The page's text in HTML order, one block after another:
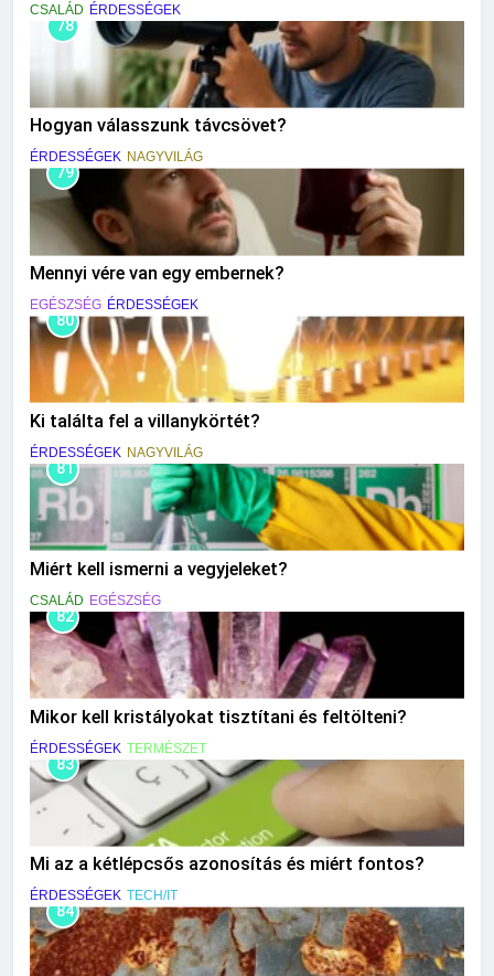
CSALÁD ÉRDESSÉGEK
78
Hogyan válasszunk távcsövet?
ÉRDESSÉGEK NAGYVILÁG
79
Mennyi vére van egy embernek?
EGÉSZSÉG ÉRDESSÉGEK
80
Ki találta fel a villanykörtét?
ÉRDESSÉGEK NAGYVILÁG
81
Miért kell ismerni a vegyjeleket?
CSALÁD EGÉSZSÉG
82
Mikor kell kristályokat tisztítani és feltölteni?
ÉRDESSÉGEK TERMÉSZET
83
Mi az a kétlépcsős azonosítás és miért fontos?
ÉRDESSÉGEK TECH/IT
84